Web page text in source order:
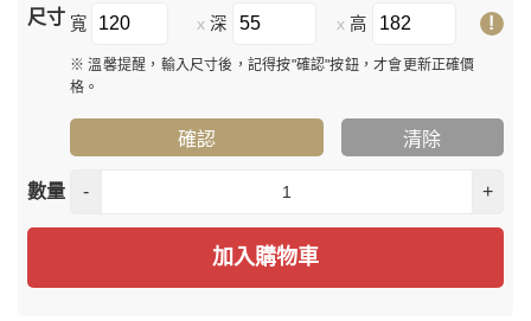
尺寸 寬 x 深 x 高 !
※ 溫馨提醒，輸入尺寸後，記得按"確認"按鈕，才會更新正確價
格。
確認 清除
數量 - +
加入購物車